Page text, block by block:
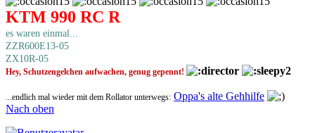
KTM 990 RC R
es waren einmal...
ZZR600E13-05
ZX10R-05
Hey, Schutzengelchen aufwachen, genug gepennt!
...endlich mal wieder mit dem Rollator unterwegs: Oppa's alte Gehhilfe
Nach oben